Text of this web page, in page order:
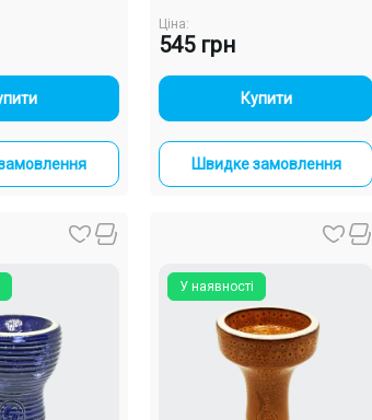
+
Ціна:
545 грн
- +
Купити
Швидке замовлення
У наявності